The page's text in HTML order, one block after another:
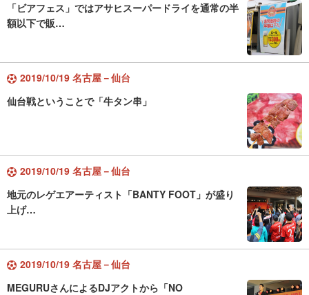
「ビアフェス」ではアサヒスーパードライを通常の半
額以下で販…
2019/10/19 名古屋－仙台
仙台戦ということで「牛タン串」
2019/10/19 名古屋－仙台
地元のレゲエアーティスト「BANTY FOOT」が盛り
上げ…
2019/10/19 名古屋－仙台
MEGURUさんによるDJアクトから「NO